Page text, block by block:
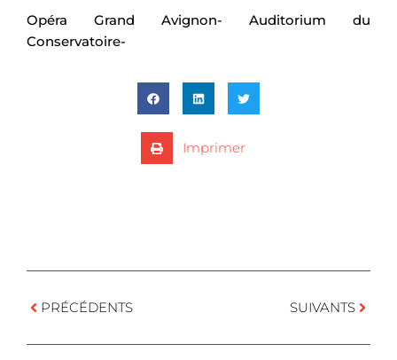
Opéra Grand Avignon- Auditorium du
Conservatoire-
Imprimer
PRÉCÉDENTS SUIVANTS